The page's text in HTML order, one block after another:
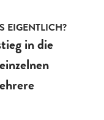
EIGENTLICH?
in die